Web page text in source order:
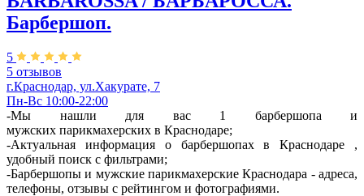
Барбершоп.
5
5 отзывов
г.Краснодар, ул.Хакурате, 7
Пн-Вс 10:00-22:00
-Мы нашли для вас 1 барбершопа и
мужских парикмахерских в Краснодаре;
-Актуальная информация о барбершопах в Краснодаре ,
удобный поиск с фильтрами;
-Барбершопы и мужские парикмахерские Краснодара - адреса,
телефоны, отзывы с рейтингом и фотографиями.